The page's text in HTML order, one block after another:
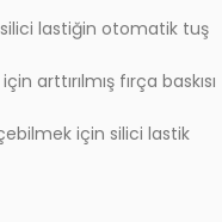
silici lastiğin otomatik tuş
arttırılmış fırça baskısı
için silici lastik